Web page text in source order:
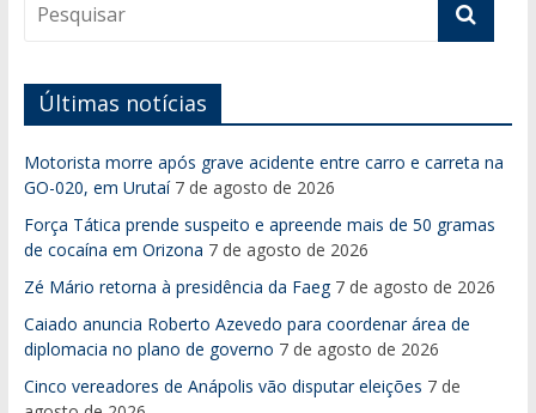
Últimas notícias
Motorista morre após grave acidente entre carro e carreta na
GO-020, em Urutaí 7 de agosto de 2026
Força Tática prende suspeito e apreende mais de 50 gramas
de cocaína em Orizona 7 de agosto de 2026
Zé Mário retorna à presidência da Faeg 7 de agosto de 2026
Caiado anuncia Roberto Azevedo para coordenar área de
diplomacia no plano de governo 7 de agosto de 2026
Cinco vereadores de Anápolis vão disputar eleições 7 de